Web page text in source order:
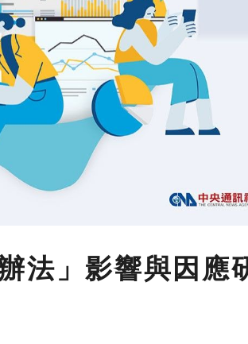
法」影響與因應